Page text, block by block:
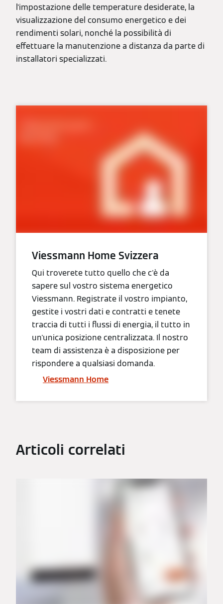
l'impostazione delle temperature desiderate, la
visualizzazione del consumo energetico e dei
rendimenti solari, nonché la possibilità di
effettuare la manutenzione a distanza da parte di
installatori specializzati.
Viessmann Home Svizzera
Qui troverete tutto quello che c'è da
sapere sul vostro sistema energetico
Viessmann. Registrate il vostro impianto,
gestite i vostri dati e contratti e tenete
traccia di tutti i flussi di energia, il tutto in
un'unica posizione centralizzata. Il nostro
team di assistenza è a disposizione per
rispondere a qualsiasi domanda.
Viessmann Home
Articoli correlati